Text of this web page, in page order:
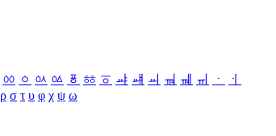
ㆀ ㆁ ㆂ ㆃ ㆄ ㆅ ㆆ ㆇ ㆈ ㆉ ㆊ ㆋ ㆌ ㆍ
ㆎ
ρ σ τ υ φ χ ψ ω